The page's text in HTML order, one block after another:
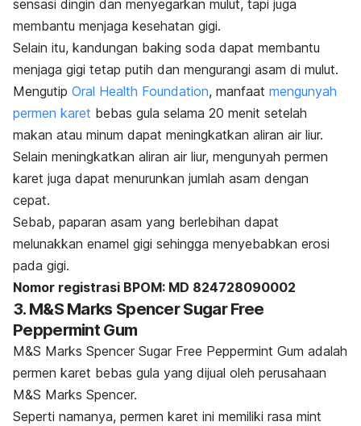
sensasi dingin dan menyegarkan mulut, tapi juga
membantu menjaga kesehatan gigi.
Selain itu, kandungan baking soda dapat membantu
menjaga gigi tetap putih dan mengurangi asam di mulut.
Mengutip Oral Health Foundation, manfaat mengunyah
permen karet bebas gula selama 20 menit setelah
makan atau minum dapat meningkatkan aliran air liur.
Selain meningkatkan aliran air liur, mengunyah permen
karet juga dapat menurunkan jumlah asam dengan
cepat.
Sebab, paparan asam yang berlebihan dapat
melunakkan enamel gigi sehingga menyebabkan erosi
pada gigi.
Nomor registrasi BPOM: MD 824728090002
3. M&S Marks Spencer Sugar Free
Peppermint Gum
M&S Marks Spencer Sugar Free Peppermint Gum adalah
permen karet bebas gula yang dijual oleh perusahaan
M&S Marks Spencer.
Seperti namanya, permen karet ini memiliki rasa mint